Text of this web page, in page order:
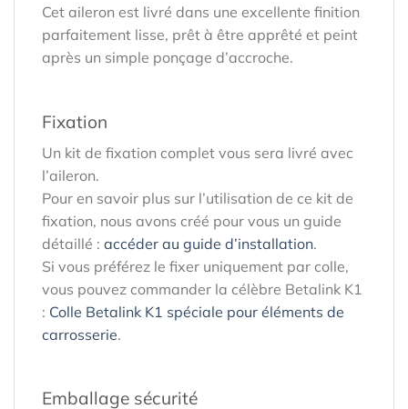
Cet aileron est livré dans une excellente finition
parfaitement lisse, prêt à être apprêté et peint
après un simple ponçage d’accroche.
Fixation
Un kit de fixation complet vous sera livré avec
l’aileron.
Pour en savoir plus sur l’utilisation de ce kit de
fixation, nous avons créé pour vous un guide
détaillé : accéder au guide d’installation.
Si vous préférez le fixer uniquement par colle,
vous pouvez commander la célèbre Betalink K1
: Colle Betalink K1 spéciale pour éléments de
carrosserie.
Emballage sécurité